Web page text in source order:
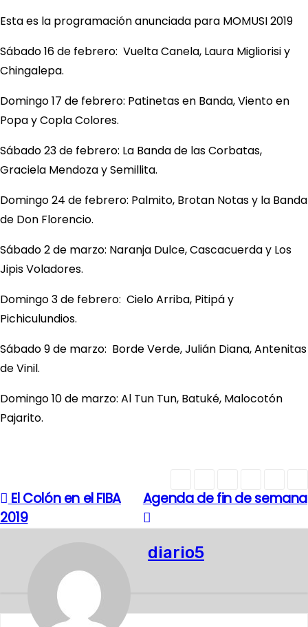
Esta es la programación anunciada para MOMUSI 2019
Sábado 16 de febrero: Vuelta Canela, Laura Migliorisi y
Chingalepa.
Domingo 17 de febrero: Patinetas en Banda, Viento en
Popa y Copla Colores.
Sábado 23 de febrero: La Banda de las Corbatas,
Graciela Mendoza y Semillita.
Domingo 24 de febrero: Palmito, Brotan Notas y la Banda
de Don Florencio.
Sábado 2 de marzo: Naranja Dulce, Cascacuerda y Los
Jipis Voladores.
Domingo 3 de febrero: Cielo Arriba, Pitipá y
Pichiculundios.
Sábado 9 de marzo: Borde Verde, Julián Diana, Antenitas
de Vinil.
Domingo 10 de marzo: Al Tun Tun, Batuké, Malocotón
Pajarito.
N
a
g
Agenda de fin de semana
El Colón en el FIBA
2019
diario5